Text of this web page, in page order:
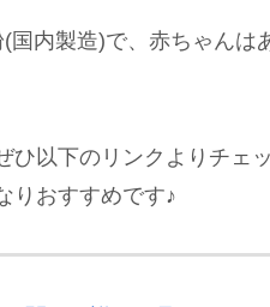
内製造)で、赤ちゃんは
ひ以下のリンクよりチェ
りおすすめです♪